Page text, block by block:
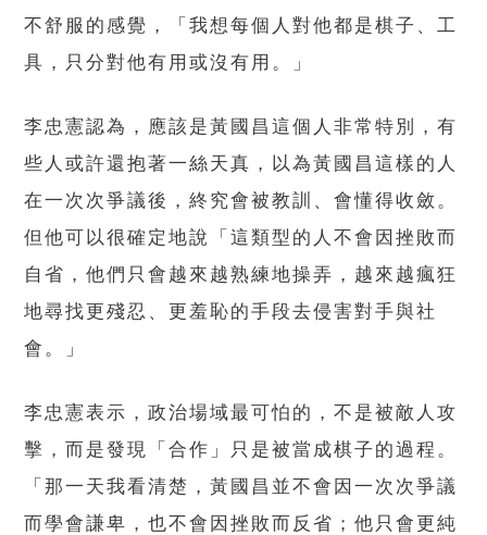
不舒服的感覺，「我想每個人對他都是棋子、工
具，只分對他有用或沒有用。」
李忠憲認為，應該是黃國昌這個人非常特別，有
些人或許還抱著一絲天真，以為黃國昌這樣的人
在一次次爭議後，終究會被教訓、會懂得收斂。
但他可以很確定地說「這類型的人不會因挫敗而
自省，他們只會越來越熟練地操弄，越來越瘋狂
地尋找更殘忍、更羞恥的手段去侵害對手與社
會。」
李忠憲表示，政治場域最可怕的，不是被敵人攻
擊，而是發現「合作」只是被當成棋子的過程。
「那一天我看清楚，黃國昌並不會因一次次爭議
而學會謙卑，也不會因挫敗而反省；他只會更純